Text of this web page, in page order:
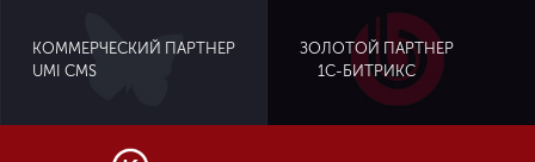
КОММЕРЧЕСКИЙ ПАРТНЕР
UMI CMS
ЗОЛОТОЙ ПАРТНЕР
1С-БИТРИКС